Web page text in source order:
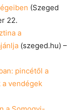
(Szeged
22.
a
(szeged.hu) –
pincétől a
vendégek